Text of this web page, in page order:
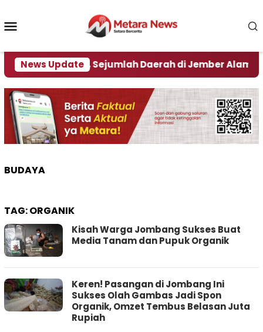
konten
News Update
El Nino, Sejumlah Daerah di Jember Alami Krisi
BUDAYA
TAG:ORGANIK
Kisah Warga Jombang Sukses Buat
Media Tanam dan Pupuk Organik
Keren! Pasangan di Jombang Ini
Sukses Olah Gambas Jadi Spon
Organik, Omzet Tembus Belasan Juta
Rupiah